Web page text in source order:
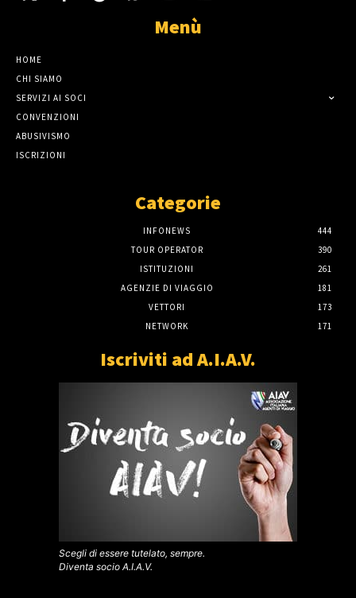
Menù
HOME
CHI SIAMO
SERVIZI AI SOCI
CONVENZIONI
ABUSIVISMO
ISCRIZIONI
Categorie
INFONEWS
444
TOUR OPERATOR
390
ISTITUZIONI
261
AGENZIE DI VIAGGIO
181
VETTORI
173
NETWORK
171
Iscriviti ad A.I.A.V.
Scegli di essere tutelato, sempre.
Diventa socio A.I.A.V.